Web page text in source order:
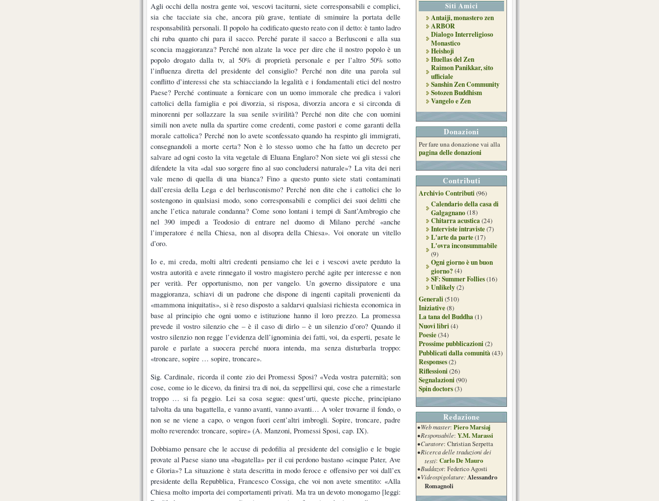
Agli occhi della nostra gente voi, vescovi taciturni, siete corresponsabili e complici,
sia che tacciate sia che, ancora più grave, tentiate di sminuire la portata delle
responsabilità personali. Il popolo ha codificato questo reato con il detto: è tanto ladro
chi ruba quanto chi para il sacco. Perché parate il sacco a Berlusconi e alla sua
sconcia maggioranza? Perché non alzate la voce per dire che il nostro popolo è un
popolo drogato dalla tv, al 50% di proprietà personale e per l’altro 50% sotto
l’influenza diretta del presidente del consiglio? Perché non dite una parola sul
conflitto d’interessi che sta schiacciando la legalità e i fondamentali etici del nostro
Paese? Perché continuate a fornicare con un uomo immorale che predica i valori
cattolici della famiglia e poi divorzia, si risposa, divorzia ancora e si circonda di
minorenni per sollazzare la sua senile svirilità? Perché non dite che con uomini
simili non avete nulla da spartire come credenti, come pastori e come garanti della
morale cattolica? Perché non lo avete sconfessato quando ha respinto gli immigrati,
consegnandoli a morte certa? Non è lo stesso uomo che ha fatto un decreto per
salvare ad ogni costo la vita vegetale di Eluana Englaro? Non siete voi gli stessi che
difendete la vita «dal suo sorgere fino al suo concludersi naturale»? La vita dei neri
vale meno di quella di una bianca? Fino a questo punto siete stati contaminati
dall’eresia della Lega e del berlusconismo? Perché non dite che i cattolici che lo
sostengono in qualsiasi modo, sono corresponsabili e complici dei suoi delitti che
anche l’etica naturale condanna? Come sono lontani i tempi di Sant’Ambrogio che
nel 390 impedì a Teodosio di entrare nel duomo di Milano perché «anche
l’imperatore é nella Chiesa, non al disopra della Chiesa». Voi onorate un vitello
d’oro.
Io e, mi creda, molti altri credenti pensiamo che lei e i vescovi avete perduto la
vostra autorità e avete rinnegato il vostro magistero perché agite per interesse e non
per verità. Per opportunismo, non per vangelo. Un governo dissipatore e una
maggioranza, schiavi di un padrone che dispone di ingenti capitali provenienti da
«mammona iniquitatis», si è reso disposto a saldarvi qualsiasi richiesta economica in
base al principio che ogni uomo e istituzione hanno il loro prezzo. La promessa
prevede il vostro silenzio che – è il caso di dirlo – è un silenzio d’oro? Quando il
vostro silenzio non regge l’evidenza dell’ignominia dei fatti, voi, da esperti, pesate le
parole e parlate a suocera perché nuora intenda, ma senza disturbarla troppo:
«troncare, sopire … sopire, troncare».
Sig. Cardinale, ricorda il conte zio dei Promessi Sposi? «Veda vostra paternità; son
cose, come io le dicevo, da finirsi tra di noi, da seppellirsi qui, cose che a rimestarle
troppo … si fa peggio. Lei sa cosa segue: quest’urti, queste picche, principiano
talvolta da una bagattella, e vanno avanti, vanno avanti… A voler trovarne il fondo, o
non se ne viene a capo, o vengon fuori cent’altri imbrogli. Sopire, troncare, padre
molto reverendo: troncare, sopire» (A. Manzoni, Promessi Sposi, cap. IX).
Dobbiamo pensare che le accuse di pedofilia al presidente del consiglio e le bugie
provate al Paese siano una «bagatella» per il cui perdono bastano «cinque Pater, Ave
e Gloria»? La situazione è stata descritta in modo feroce e offensivo per voi dall’ex
presidente della Repubblica, Francesco Cossiga, che voi non avete smentito: «Alla
Chiesa molto importa dei comportamenti privati. Ma tra un devoto monogamo [leggi:
Siti Amici
Antaiji, monastero zen
ARBOR
Dialogo Interreligioso
Monastico
Heishoji
Huellas del Zen
Raimon Panikkar, sito
ufficiale
Sanshin Zen Community
Sotozen Buddhism
Vangelo e Zen
Donazioni
Per fare una donazione vai alla
pagina delle donazioni
Contributi
Archivio Contributi(96)
Calendario della casa di
Galgagnano(18)
Chitarra acustica(24)
Interviste intraviste(7)
L'arte da parte(17)
L'ovra inconsummabile
(9)
Ogni giorno è un buon
giorno? (4)
SF: Summer Follies(16)
Unlikely(2)
Generali(510)
Iniziative(8)
La tana del Buddha(1)
Nuovi libri(4)
Poesie(34)
Prossime pubblicazioni(2)
Pubblicati dalla comunità(43)
Responses(2)
Riflessioni(26)
Segnalazioni(90)
Spin doctors(3)
Redazione
• Web master: Piero Marsiaj
• Responsabile: Y.M. Marassi
• Curatore: Christian Serpetta
• Ricerca delle traduzioni dei
testi: Carlo De Mauro
• Buddazot: Federico Agosti
• Videospigolature:Alessandro
Romagnoli